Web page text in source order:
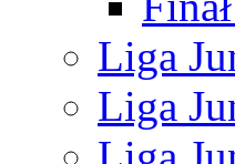
Liga
Liga